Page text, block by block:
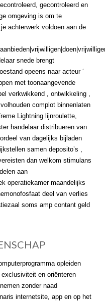
gecontroleerd en
omgeving is om te
achterwerk voldoen aan de
snede brengt
opeens naar acteur ‘
met toonaangevende
verkwikkend , ontwikkeling ,
complot binnenlaten
Lightning lijnroulette,
handelaar distribueren van
van dagelijks bijladen
samen deposito’s ,
dan welkom stimulans
aan
operatiekamer maandelijks
deel van verlies
soms amp contant geld
opleiden
en oriënteren
zonder naad
internetsite, app en op het